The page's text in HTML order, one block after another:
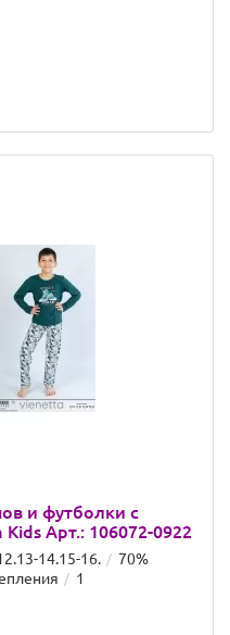
и футболки с
Арт.: 106072-0922
14.15-16.
70%
1